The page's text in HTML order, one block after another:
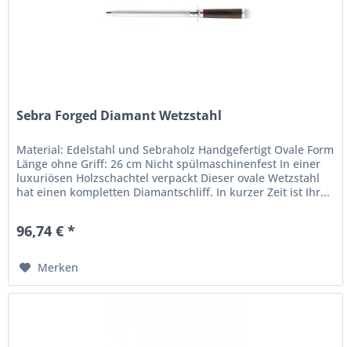
Sebra Forged Diamant Wetzstahl
Material: Edelstahl und Sebraholz Handgefertigt Ovale Form
Länge ohne Griff: 26 cm Nicht spülmaschinenfest In einer
luxuriösen Holzschachtel verpackt Dieser ovale Wetzstahl
hat einen kompletten Diamantschliff. In kurzer Zeit ist Ihr...
96,74 € *
Merken